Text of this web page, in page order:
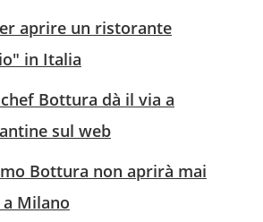
aprire un ristorante
in Italia
Bottura dà il via a
sul web
Bottura non aprirà mai
Milano